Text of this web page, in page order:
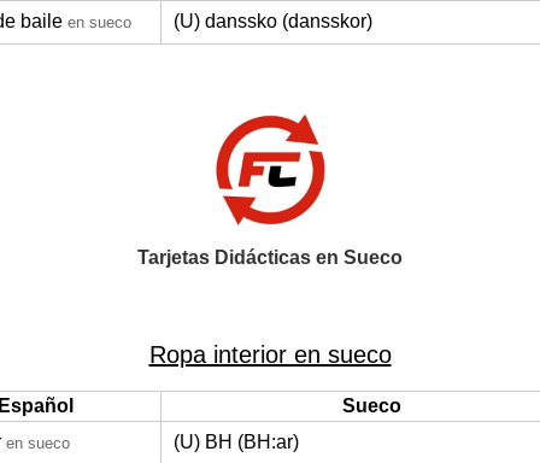
baile en sueco (U) danssko (dansskor)
Tarjetas Didácticas en Sueco
Ropa interior en sueco
Sueco
en sueco
(U) BH (BH:ar)